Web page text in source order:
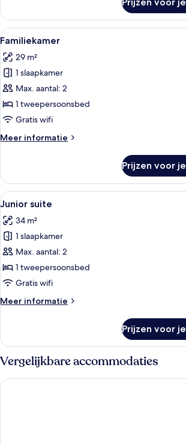
kamer
Alle
foto's
voor
Familiekamer
laden
Een
4
Familiekamer
29 m²
1 slaapkamer
Max. aantal: 2
1 tweepersoonsbed
Gratis wifi
Meer informatie
Meer
Prijzen voor
Alle
foto's
voor
Junior
suite
laden
Een
1
Junior suite
34 m²
1 slaapkamer
Max. aantal: 2
1 tweepersoonsbed
Gratis wifi
Meer informatie
Meer
suite
Prijzen voor
Vergelijkbare accommodaties
Holiday Inn – the niu, Mill Cologne